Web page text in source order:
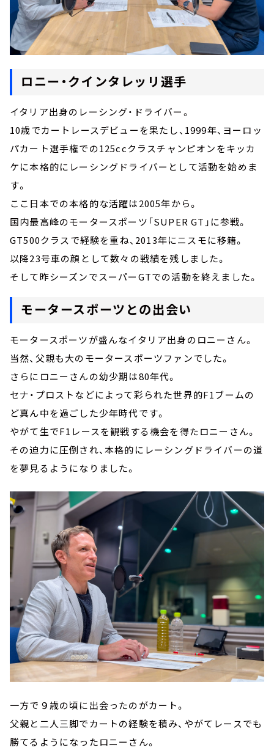
ロニー・クインタレッリ選手
イタリア出身のレーシング・ドライバー。
10歳でカートレースデビューを果たし、1999年、ヨーロッ
パカート選手権での125ccクラスチャンピオンをキッカ
ケに本格的にレーシングドライバーとして活動を始めま
す。
ここ日本での本格的な活躍は2005年から。
国内最高峰のモータースポーツ「SUPER GT」に参戦。
GT500クラスで経験を重ね、2013年にニスモに移籍。
以降23号車の顔として数々の戦績を残しました。
そして昨シーズンでスーパーGTでの活動を終えました。
モータースポーツとの出会い
モータースポーツが盛んなイタリア出身のロニーさん。
当然、父親も大のモータースポーツファンでした。
さらにロニーさんの幼少期は80年代。
セナ・プロストなどによって彩られた世界的F1ブームの
ど真ん中を過ごした少年時代です。
やがて生でF1レースを観戦する機会を得たロニーさん。
その迫力に圧倒され、本格的にレーシングドライバーの道
を夢見るようになりました。
一方で９歳の頃に出会ったのがカート。
父親と二人三脚でカートの経験を積み、やがてレースでも
勝てるようになったロニーさん。